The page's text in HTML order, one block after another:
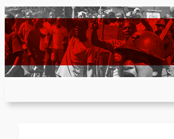
Zum
Inhalt
springen